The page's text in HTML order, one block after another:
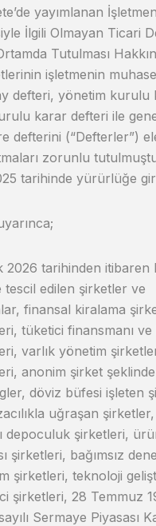
yayımlanan
İlgili Olmayan Ticari
Tutulması
işletmenin
defteri, yönetim kurulu
karar defteri ile
defterini (“Defterler”)
zorunlu
tarihinde yürürlüğe
2026 tarihinden
tescil edilen şirketler ve
finansal kiralama
tüketici finansmanı
varlık yönetim
anonim şirket
döviz büfesi işleten
uğraşan
depoculuk şirketleri,
şirketleri, bağımsız
şirketleri, teknoloji
şirketleri, 28 Temmuz
Sermaye Piyasası